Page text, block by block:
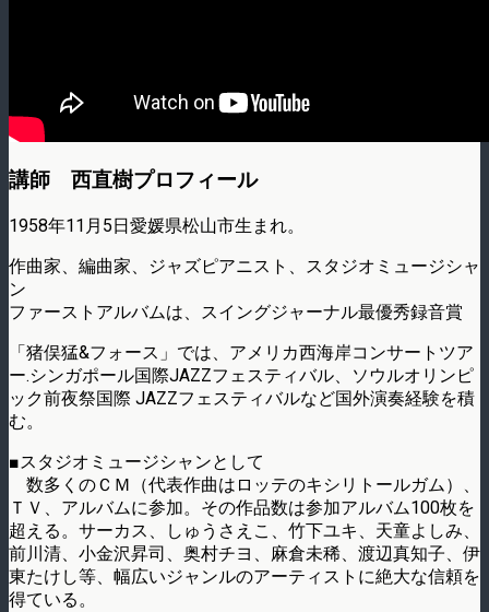
講師 西直樹プロフィール
1958年11月5日愛媛県松山市生まれ。
作曲家、編曲家、ジャズピアニスト、スタジオミュージシャ
ン
ファーストアルバムは、スイングジャーナル最優秀録音賞
「猪俣猛&フォース」では、アメリカ西海岸コンサートツア
ー.シンガポール国際JAZZフェスティバル、ソウルオリンピ
ック前夜祭国際 JAZZフェスティバルなど国外演奏経験を積
む。
■スタジオミュージシャンとして
数多くのＣＭ（代表作曲はロッテのキシリトールガム）、
ＴＶ、アルバムに参加。その作品数は参加アルバム100枚を
超える。サーカス、しゅうさえこ、竹下ユキ、天童よしみ、
前川清、小金沢昇司、奥村チヨ、麻倉未稀、渡辺真知子、伊
東たけし等、幅広いジャンルのアーティストに絶大な信頼を
得ている。